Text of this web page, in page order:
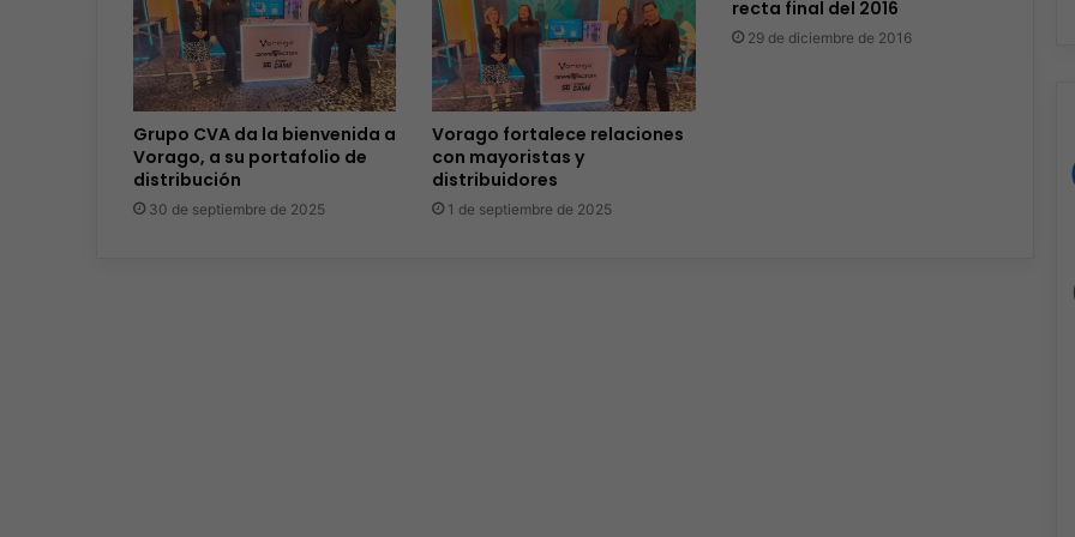
Grupo CVA da la bienvenida a
Vorago, a su portafolio de
distribución
30 de septiembre de 2025
Vorago fortalece relaciones
con mayoristas y
distribuidores
1 de septiembre de 2025
recta final del 2016
29 de diciembre de 2016